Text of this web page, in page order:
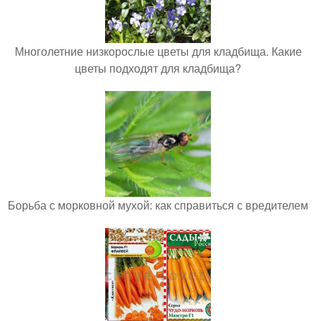
Многолетние низкорослые цветы для кладбища. Какие
цветы подходят для кладбища?
Борьба с морковной мухой: как справиться с вредителем